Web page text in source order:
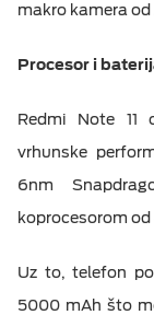
makro kamera od
Procesor i
Redmi Note 11
vrhunske
6nm
koprocesorom od
Uz to, telefon
5000 mAh što